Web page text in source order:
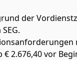
der
2.676,40 vor